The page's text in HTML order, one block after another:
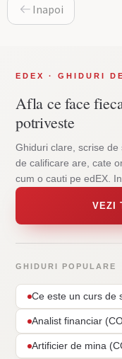
Inapoi
EDEX · GHIDURI
Afla ce face
potriveste
Ghiduri clare, scrise de
de calificare are, cate
cum o cauti pe edEX.
VEZI
GHIDURI POPULARE
Ce este un curs de
Analist financiar
Artificier de mina